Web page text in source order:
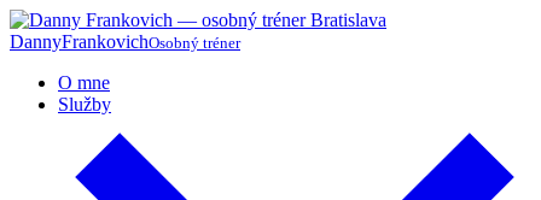
DannyFrankovichOsobný tréner
O mne
Služby